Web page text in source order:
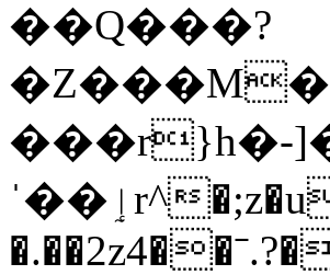
��Q���?
���r}h�-
ˈ��ٳr^�;z�u���tq:�����i9;��rF��y�'>�2|7���e�N�i���͇e�?